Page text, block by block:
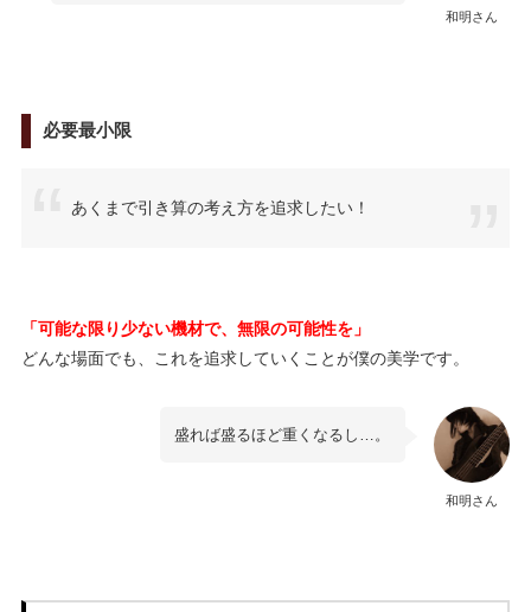
和明さん
必要最小限
あくまで引き算の考え方を追求したい！
「可能な限り少ない機材で、無限の可能性を」
どんな場面でも、これを追求していくことが僕の美学です。
和明さん
盛れば盛るほど重くなるし…。